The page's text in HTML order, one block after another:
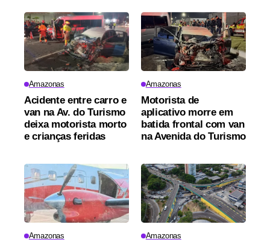
Amazonas
Acidente entre carro e
van na Av. do Turismo
deixa motorista morto
e crianças feridas
Amazonas
Motorista de
aplicativo morre em
batida frontal com van
na Avenida do Turismo
Amazonas Amazonas